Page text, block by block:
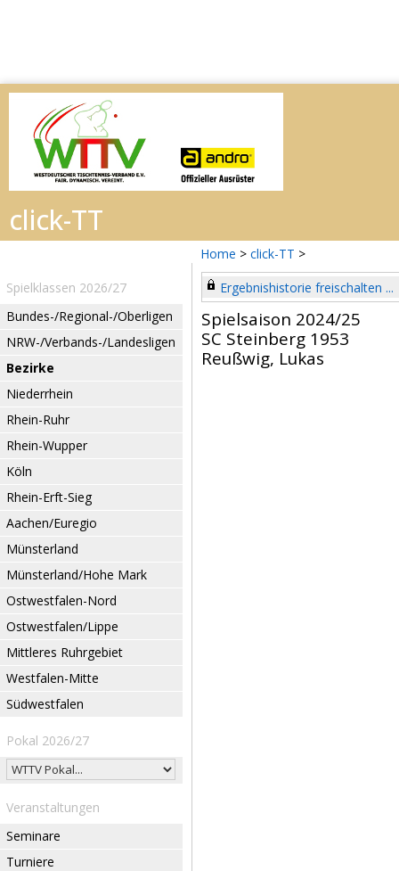
Home > click-TT >
Spielklassen 2026/27
Bundes-/Regional-/Oberligen
NRW-/Verbands-/Landesligen
Bezirke
Niederrhein
Rhein-Ruhr
Rhein-Wupper
Köln
Rhein-Erft-Sieg
Aachen/Euregio
Münsterland
Münsterland/Hohe Mark
Ostwestfalen-Nord
Ostwestfalen/Lippe
Mittleres Ruhrgebiet
Westfalen-Mitte
Südwestfalen
Pokal 2026/27
Veranstaltungen
Seminare
Turniere
Ergebnishistorie freischalten ...
Spielsaison 2024/25
SC Steinberg 1953
Reußwig, Lukas